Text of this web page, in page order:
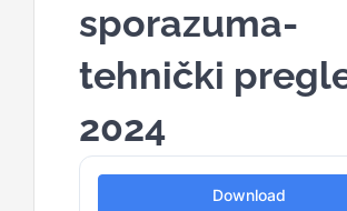
sporazuma-
tehnički
2024
Download